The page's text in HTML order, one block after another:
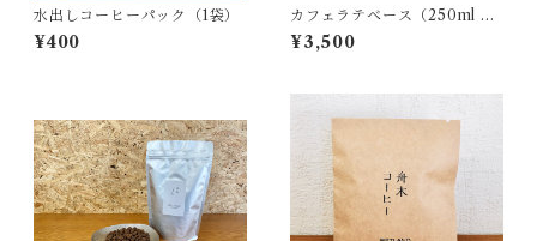
水出しコーヒーパック（1袋）
¥400
カフェラテベース（250ml x
2本入）
¥3,500